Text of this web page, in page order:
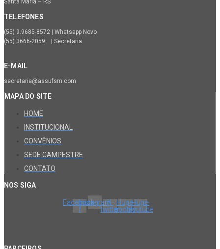
TELEFONES
(55) 9.9685-8572 | Whatsapp Novo
(55) 3666-2059 | Secretaria
E-MAIL
secretaria@assufsm.com
MAPA DO SITE
HOME
INSTITUCIONAL
CONVÊNIOS
SEDE CAMPESTRE
CONTATO
NOS SIGA
Facebook-
f
InstagramX-
twitter
Huge-
spotify
Huge-
youtube